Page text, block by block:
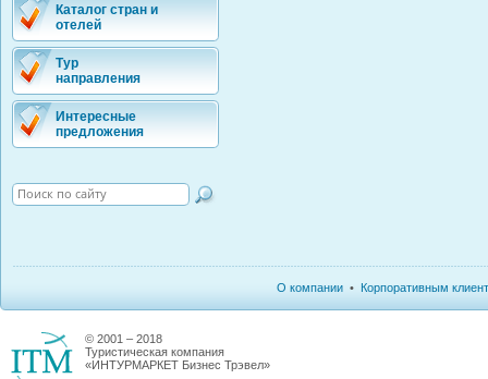
Каталог стран и
отелей
Тур
направления
Интересные
предложения
О компании• Корпоративным
© 2001 – 2018
Туристическая компания
«ИНТУРМАРКЕТ Бизнес Трэвел»